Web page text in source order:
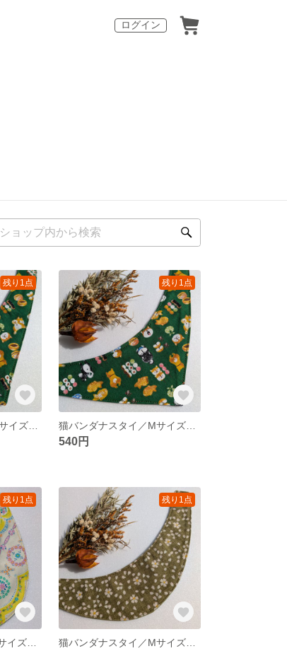
ログイン
残り1点 残り1点
540円
残り1点 残り1点